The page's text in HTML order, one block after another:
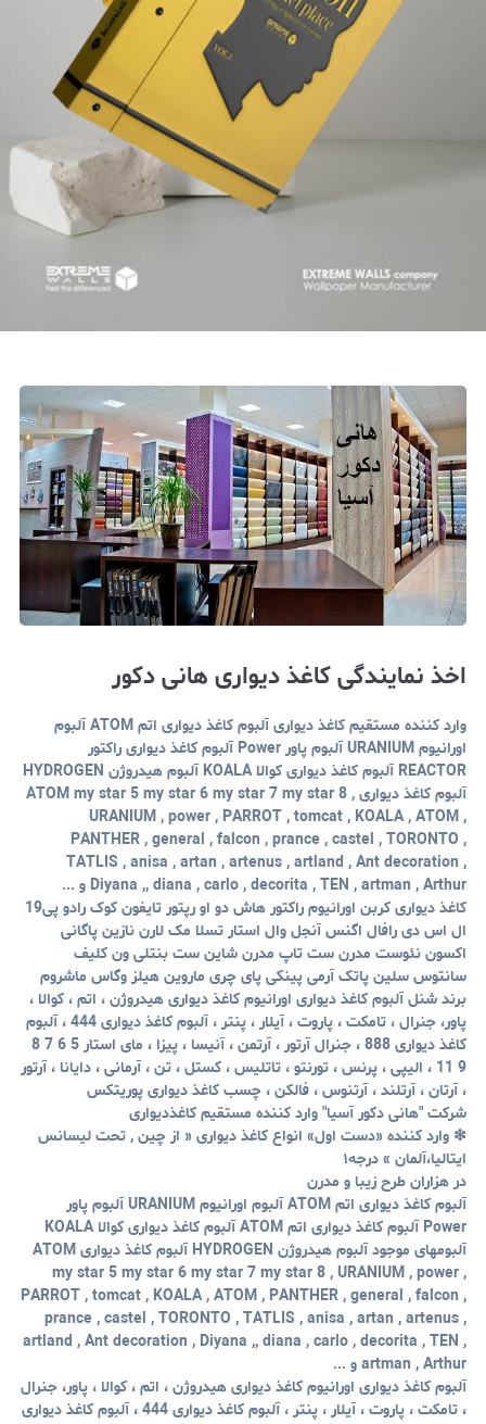
اخذ نمایندگی کاغذ دیواری هانی دکور
وارد کننده مستقیم کاغذ دیواری آلبوم کاغذ دیواری اتم ATOM آلبوم
اورانیوم URANIUM آلبوم پاور Power آلبوم کاغذ دیواری راکتور
REACTOR آلبوم کاغذ دیواری کوالا KOALA آلبوم هیدروژن HYDROGEN
آلبوم کاغذ دیواری ATOM my star 5 my star 6 my star 7 my star 8 ,
URANIUM ,power , PARROT, tomcat , KOALA , ATOM ,
PANTHER , general ,falcon , prance , castel ,TORONTO ,
TATLIS ,anisa ,artan , artenus ,artland , Ant decoration ,
Diyana ,, diana , carlo , decorita , TEN , artman ,Arthur
و ...
کاغذ دیواری کربن اورانیوم راکتور هاش دو او رپتور تایفون کوک رادو پی19
ال اس دی رافال اگنس آنجل وال استار تسلا مک لارن نازین پاگانی
اکسون نئوست مدرن ست تاپ مدرن شاین ست بنتلی ون کلیف
سانتوس سلین پاتک آرمی پینکی پای چری ماروین هیلز وگاس ماشروم
برند شنل آلبوم کاغذ دیواری اورانیوم کاغذ دیواری هیدروژن ، اتم ، کوالا ،
پاور، جنرال ، تامکت ، پاروت ، آیلار ، پنتر
، آلبوم کاغذ دیواری 444 ، آلبوم
کاغذ دیواری 888 ، جنرال
آرتور ،
آرتمن ، آنیسا ، پیزا ، مای استار 5 6 7 8
9 11 ، الیپی ، پرنس ،
تورنتو، تاتلیس، کستل ، تن ، آرمانی ، دایانا ، آرتور
، آرتان ، آرتلند ، آرتنوس ، فالکن ، چسب کاغذ دیواری پوریتکس
شرکت "هانی دکور آسیا" وارد کننده مستقیم کاغذدیواری
❇ وارد کننده «دست اول» انواع کاغذ دیواری « از چین , تحت لیسانس
ایتالیا،آلمان » درجه۱
در هزاران طرح زیبا و مدرن
آلبوم کاغذ دیواری اتم ATOM آلبوم اورانیوم URANIUM آلبوم پاور
Power آلبوم کاغذ دیواری اتم ATOM آلبوم کاغذ دیواری کوالا KOALA
آلبومهای موجود آلبوم هیدروژن HYDROGEN آلبوم کاغذ دیواری ATOM
my star 5 my star 6 my star 7 my star 8 , URANIUM ,power ,
PARROT, tomcat , KOALA , ATOM , PANTHER , general ,falcon ,
prance , castel ,TORONTO , TATLIS ,anisa ,artan , artenus ,
artland , Ant decoration , Diyana ,, diana , carlo , decorita , TEN ,
artman ,Arthur
و ...
آلبوم کاغذ دیواری اورانیوم کاغذ دیواری هیدروژن ، اتم ، کوالا ، پاور، جنرال
، تامکت ، پاروت ، آیلار ، پنتر
، آلبوم کاغذ دیواری 444 ، آلبوم کاغذ دیواری